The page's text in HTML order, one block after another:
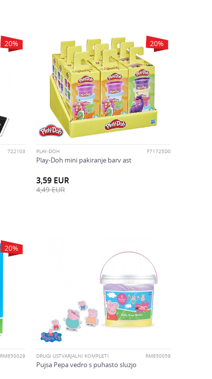
20%
722103
20%
PLAY-DOH F71725D0
Play-Doh mini pakiranje barv ast
3,59 EUR
4,49EUR
20%
RM850029 DRUGI USTVARJALNI KOMPLETI RM850059
Pujsa Pepa vedro s puhasto sluzjo